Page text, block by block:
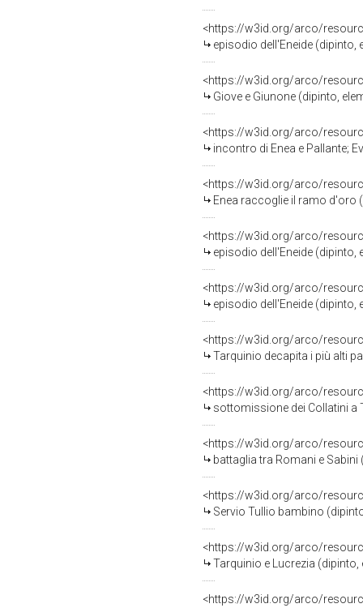
<https://w3id.org/arco/
episodio dell'Eneide (dipinto,
<https://w3id.org/arco/
Giove e Giunone (dipinto,
<https://w3id.org/arco/
incontro di Enea e Pallante; Evandro
<https://w3id.org/arco/
Enea raccoglie il ramo d'oro
<https://w3id.org/arco/
episodio dell'Eneide (dipinto,
<https://w3id.org/arco/
episodio dell'Eneide (dipinto,
<https://w3id.org/arco/
Tarquinio decapita i più alti
<https://w3id.org/arco/
sottomissione dei Collatini a
<https://w3id.org/arco/
battaglia tra Romani e
<https://w3id.org/arco/
Servio Tullio bambino
<https://w3id.org/arco/
Tarquinio e Lucrezia
<https://w3id.org/arco/